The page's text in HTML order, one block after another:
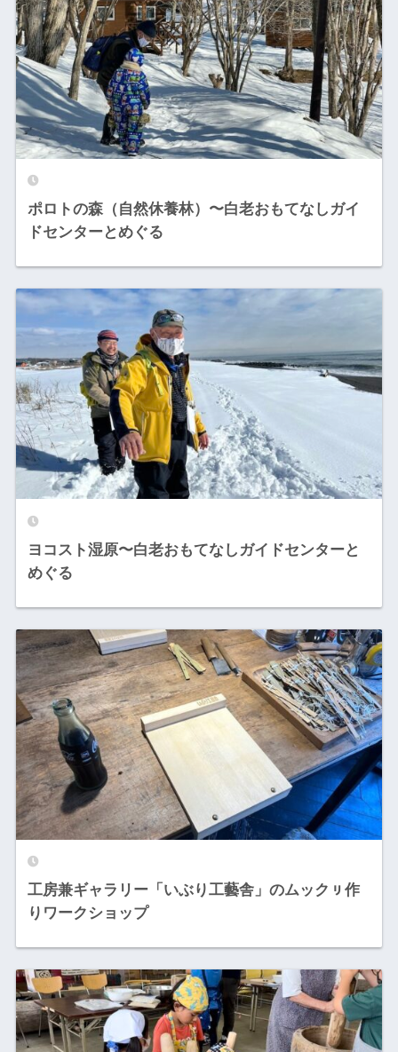
ポロトの森（自然休養林）〜白老おもてなしガイ
ドセンターとめぐる
ヨコスト湿原〜白老おもてなしガイドセンターと
めぐる
工房兼ギャラリー「いぶり工藝舎」のムックㇼ作
りワークショップ